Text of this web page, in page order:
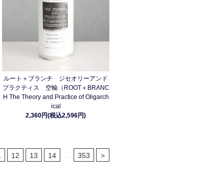
ルート＋ブランチ ジセオリーアンド
プラクティス 空輸（ROOT＋BRANC
H The Theory and Practice of Oligarch
ical
2,360円(税込2,596円)
12 13 14 353 >